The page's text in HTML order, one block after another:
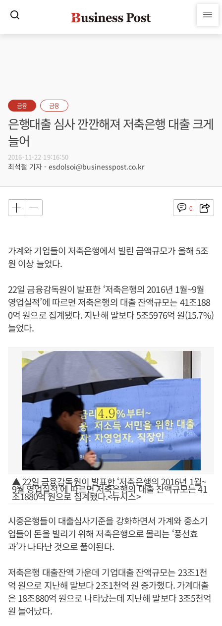
금융 금융
은행대출 심사 깐깐해져 저축은행 대출 크게
늘어
2016-11-22 19:16:50
최석철 기자 - esdolsoi@businesspost.co.kr
0
가계와 기업들이 저축은행에서 빌린 금액규모가 올해 5조
원 이상 늘었다.
22일 금융감독원이 발표한 ‘저축은행의 2016년 1월~9월
영업실적’에 따르면 저축은행의 대출 잔액규모는 41조188
0억 원으로 집계됐다. 지난해 말보다 5조5976억 원(15.7%)
늘었다.
▲ 22일 금융감독원이 발표한 ‘저축은행의 2016년 1월~
9월 영업실적’에 따르면 저축은행의 대출 잔액규모는 41
조1880억 원으로 집계됐다.<뉴시스>
시중은행들이 대출심사기준을 강화하면서 가계와 중소기
업들이 돈을 빌리기 위해 저축은행으로 몰리는 ‘풍선효
과’가 나타난 것으로 풀이된다.
저축은행 대출잔액 가운데 기업대출 잔액규모는 23조1천
억 원으로 지난해 말보다 2조1천억 원 증가했다. 가계대출
은 18조880억 원으로 나타났는데 지난해 말보다 3조5천억
원 늘어났다.